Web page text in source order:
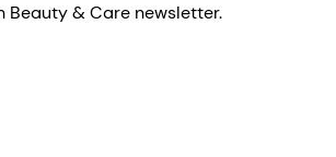
Beauty & Care newsletter.